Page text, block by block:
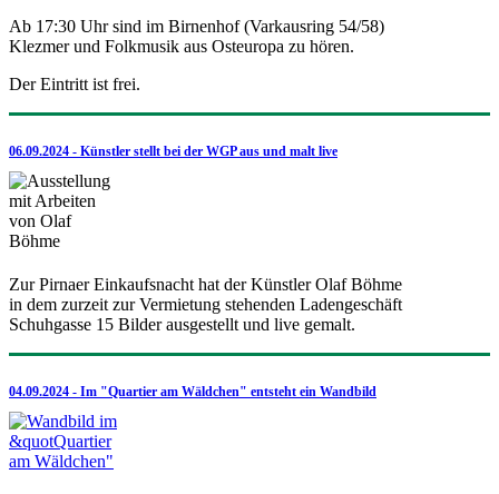
Ab 17:30 Uhr sind im Birnenhof (Varkausring 54/58)
Klezmer und Folkmusik aus Osteuropa zu hören.
Der Eintritt ist frei.
06.09.2024 - Künstler stellt bei der WGP aus und malt live
Zur Pirnaer Einkaufsnacht hat der Künstler Olaf Böhme
in dem zurzeit zur Vermietung stehenden Ladengeschäft
Schuhgasse 15 Bilder ausgestellt und live gemalt.
04.09.2024 - Im "Quartier am Wäldchen" entsteht ein Wandbild